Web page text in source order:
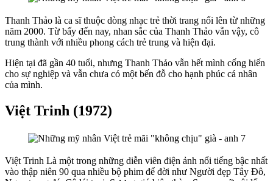
Thanh Lam “Người đàn bà hát” không chỉ sở hữu giọng ca đẳng
cấp nhất nhì về dòng nhạc nhẹ, cô còn có một gương mặt thanh tú
đáng mơ ước. Làm nghệ thuật từ khi 15 tuổi, vượt qua bao biến cố
trong sự nghiệp cũng như đời sống tình cảm, nhưng nữ ca sĩ hàng
đầu của Việt Nam vẫn giữ được nét nồng nàn, mặn mà của người
Thêm Ngày Nay
Search. Xem hướng dẫn.
Thanh Vân Việt Trinh Thanh Lam người đẹp không tuổi
Bình luận